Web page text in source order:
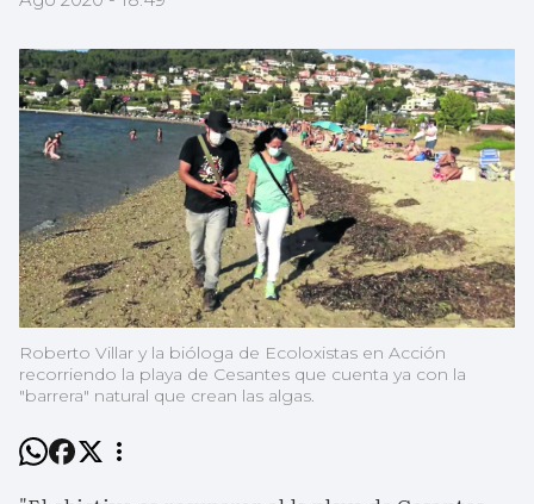
Roberto Villar y la bióloga de Ecoloxistas en Acción
recorriendo la playa de Cesantes que cuenta ya con la
"barrera" natural que crean las algas.